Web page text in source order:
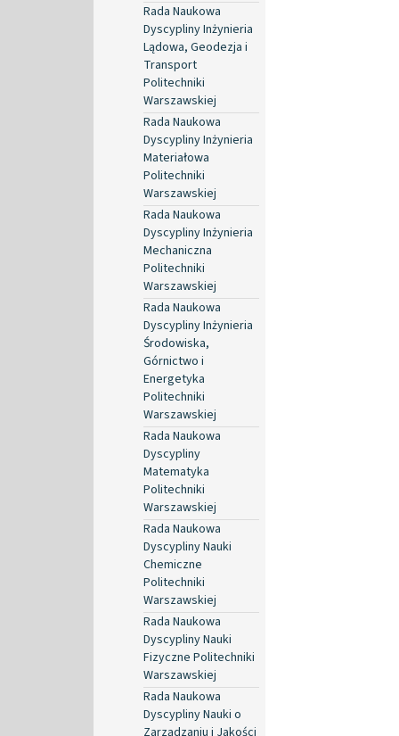
Rada Naukowa
Dyscypliny Inżynieria
Lądowa, Geodezja i
Transport
Politechniki
Warszawskiej
Rada Naukowa
Dyscypliny Inżynieria
Materiałowa
Politechniki
Warszawskiej
Rada Naukowa
Dyscypliny Inżynieria
Mechaniczna
Politechniki
Warszawskiej
Rada Naukowa
Dyscypliny Inżynieria
Środowiska,
Górnictwo i
Energetyka
Politechniki
Warszawskiej
Rada Naukowa
Dyscypliny
Matematyka
Politechniki
Warszawskiej
Rada Naukowa
Dyscypliny Nauki
Chemiczne
Politechniki
Warszawskiej
Rada Naukowa
Dyscypliny Nauki
Fizyczne Politechniki
Warszawskiej
Rada Naukowa
Dyscypliny Nauki o
Zarządzaniu i Jakości